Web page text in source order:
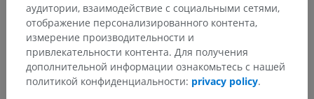
аудитории, взаимодействие с социальными сетями,
отображение персонализированного контента,
измерение производительности и
привлекательности контента. Для получения
дополнительной информации ознакомьтесь с нашей
политикой конфиденциальности: privacy policy.